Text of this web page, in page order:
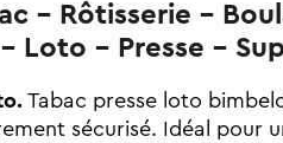
- Loto - Presse -
Tabac presse loto
sécurisé. Idéal pour